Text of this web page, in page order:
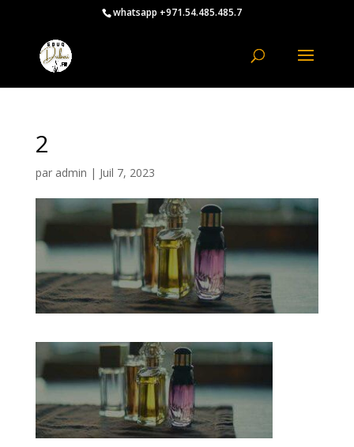
whatsapp +971.54.485.485.7
2
par admin | Juil 7, 2023